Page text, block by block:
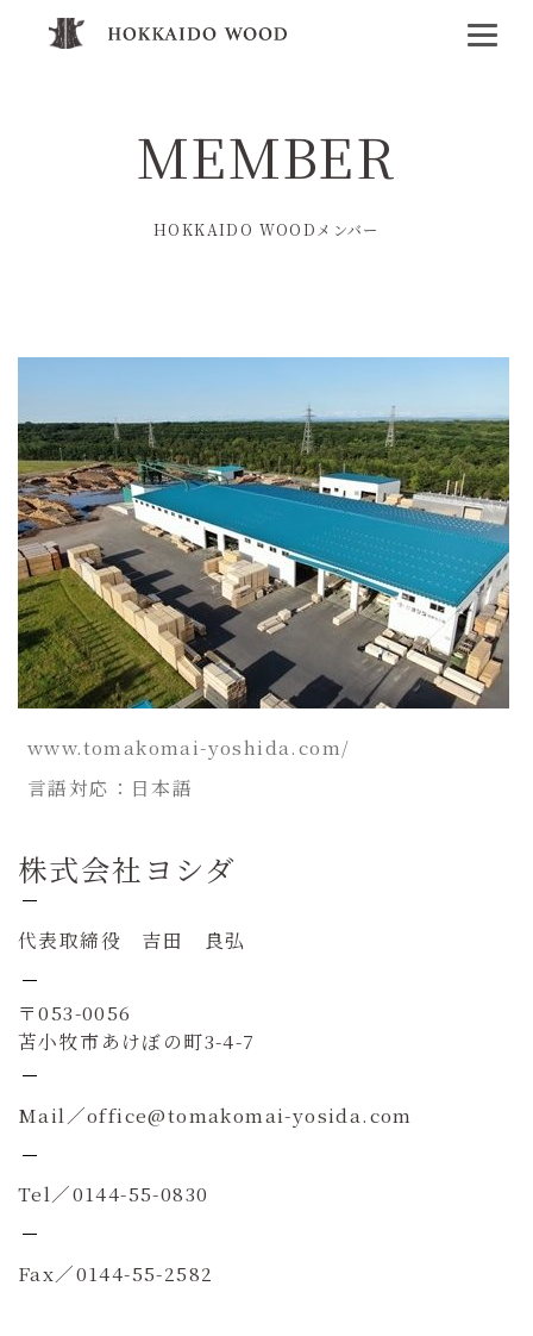
MEMBER
HOKKAIDO WOODメンバー
www.tomakomai-yoshida.com/
言語対応：日本語
株式会社ヨシダ
代表取締役 吉田 良弘
〒053-0056
苫小牧市あけぼの町3-4-7
Mail／office@tomakomai-yosida.com
Tel／0144-55-0830
Fax／0144-55-2582